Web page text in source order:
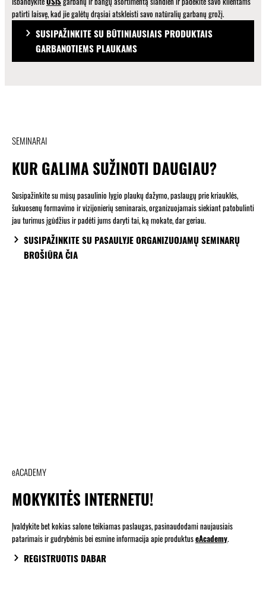
patirti laisvę, kad jie galėtų drąsiai atskleisti savo natūralių garbanų grožį.
SUSIPAŽINKITE SU BŪTINIAUSIAIS PRODUKTAIS
GARBANOTIEMS PLAUKAMS
SEMINARAI
KUR GALIMA SUŽINOTI DAUGIAU?
Susipažinkite su mūsų pasaulinio lygio plaukų dažymo, paslaugų prie kriauklės,
šukuosenų formavimo ir vizijonierių seminarais, organizuojamais siekiant patobulinti
jau turimus įgūdžius ir padėti jums daryti tai, ką mokate, dar geriau.
SUSIPAŽINKITE SU PASAULYJE ORGANIZUOJAMŲ SEMINARŲ
BROŠIŪRA ČIA
eACADEMY
MOKYKITĖS INTERNETU!
Įvaldykite bet kokias salone teikiamas paslaugas, pasinaudodami naujausiais
patarimais ir gudrybėmis bei esmine informacija apie produktuseAcademy.
REGISTRUOTIS DABAR